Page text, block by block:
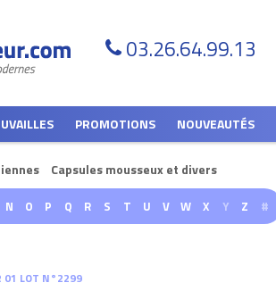
03.26.64.99.13
PROMOTIONS NOUVEAUTÉS
Capsules mousseux et divers
N O P Q R S T U V W X Y Z #
01 LOT N°2299